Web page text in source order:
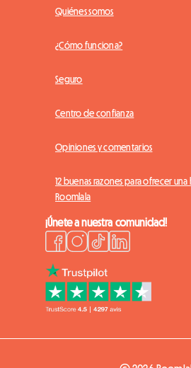
Quiénes somos
¿Cómo funciona?
Seguro
Centro de confianza
Opiniones y comentarios
12 buenas razones para ofrecer
Roomlala
¡Únete a nuestra comunidad!